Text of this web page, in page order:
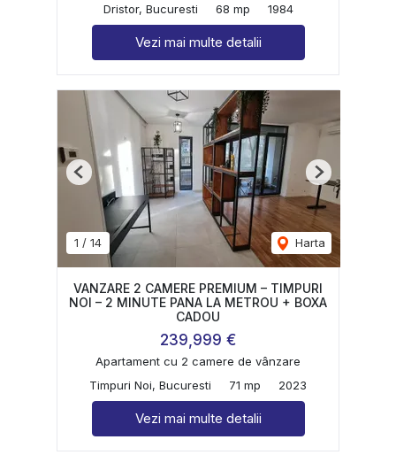
Dristor, Bucuresti
68 mp 1984
Vezi mai multe detalii
1 / 14 Harta
Previous Next
VANZARE 2 CAMERE PREMIUM – TIMPURI
NOI – 2 MINUTE PANA LA METROU + BOXA
CADOU
239,999 €
Apartament cu 2 camere de vânzare
Timpuri Noi, Bucuresti
71 mp 2023
Vezi mai multe detalii